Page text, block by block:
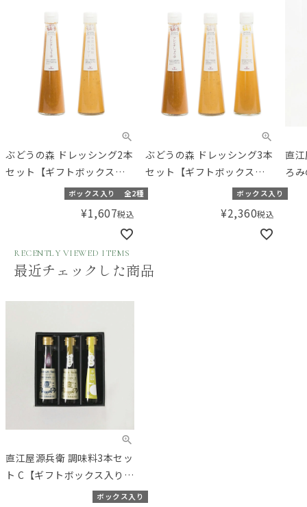
ぶどうの森 ドレッシング2本
セット【ギフトボックス入
り】／Amingオリジナルセ
ボックス入り 全2種
¥1,607税込
ぶどうの森 ドレッシング3本
セット【ギフトボックス入
り】／Amingオリジナルセ
ボックス入り
¥2,360税込
直
ろ
RECENTLY VIEWED ITEMS
最近チェックした商品
直江屋源兵衛 調味料3本セッ
ト C【ギフトボックス入り】
／Amingオリジナルセット
ボックス入り